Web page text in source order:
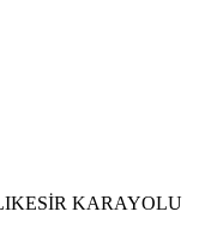
KARAYOLU